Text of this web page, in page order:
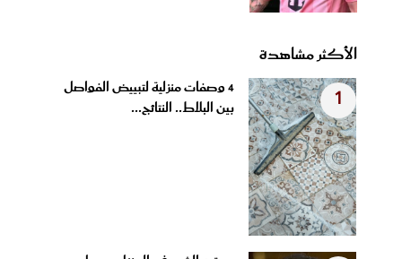
الأكثر مشاهدة
1
4 وصفات منزلية لتبييض الفواصل
بين البلاط.. النتائج...